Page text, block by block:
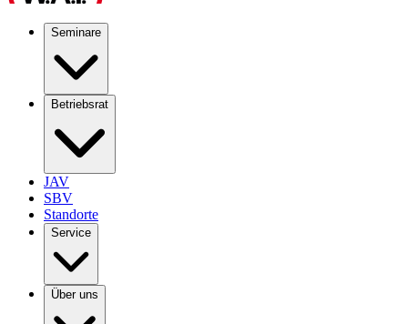
Seminare
Betriebsrat
JAV
SBV
Standorte
Service
Über uns